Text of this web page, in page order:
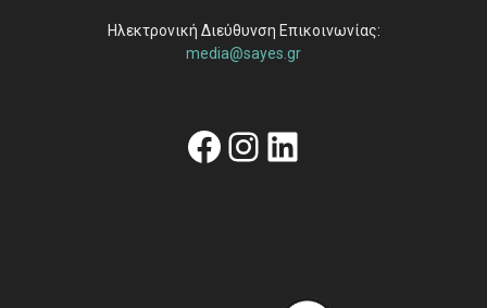
Ηλεκτρονική Διεύθυνση Επικοινωνίας:
media@sayes.gr
Facebook
Instagram
Linkedin